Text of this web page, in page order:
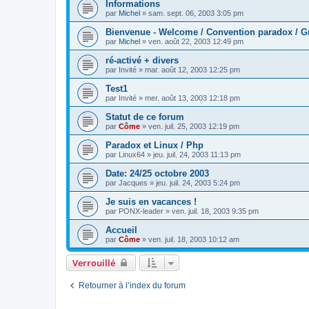
Informations
par Michel » sam. sept. 06, 2003 3:05 pm
Bienvenue - Welcome / Convention paradox /
par Michel » ven. août 22, 2003 12:49 pm
ré-activé + divers
par Invité » mar. août 12, 2003 12:25 pm
Test1
par Invité » mer. août 13, 2003 12:18 pm
Statut de ce forum
par Côme » ven. juil. 25, 2003 12:19 pm
Paradox et Linux / Php
par Linux64 » jeu. juil. 24, 2003 11:13 pm
Date: 24/25 octobre 2003
par Jacques » jeu. juil. 24, 2003 5:24 pm
Je suis en vacances !
par PONX-leader » ven. juil. 18, 2003 9:35 pm
Accueil
par Côme » ven. juil. 18, 2003 10:12 am
Verrouillé
Retourner à l’index du forum